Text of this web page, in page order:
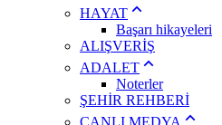
HAYAT
Başarı hikayeleri
ALIŞVERİŞ
ADALET
Noterler
ŞEHİR REHBERİ
CANLI MEDYA